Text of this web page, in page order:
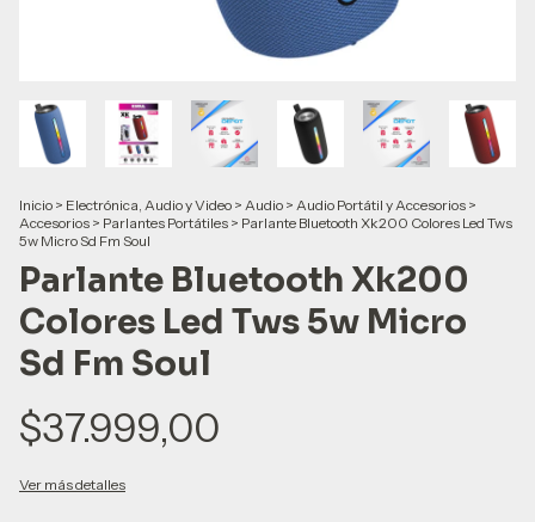
Inicio > Electrónica, Audio y Video > Audio > Audio Portátil y Accesorios >
Accesorios > Parlantes Portátiles > Parlante Bluetooth Xk200 Colores Led Tws
5w Micro Sd Fm Soul
Parlante Bluetooth Xk200
Colores Led Tws 5w Micro
Sd Fm Soul
$37.999,00
Ver más detalles